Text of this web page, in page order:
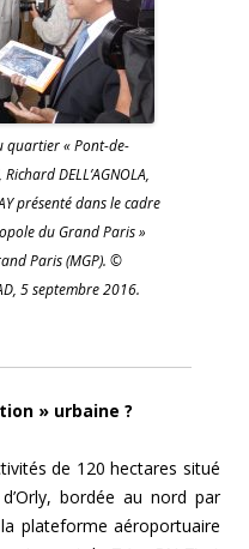
quartier « Pont-de-
DELL’AGNOLA,
présenté dans le cadre
du Grand Paris »
Paris (MGP). ©
5 septembre 2016.
» urbaine ?
de 120 hectares situé
bordée au nord par
plateforme aéroportuaire